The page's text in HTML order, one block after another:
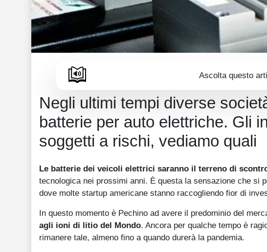
Ascolta questo
Negli ultimi tempi diverse
batterie per auto elettriche. Gli
soggetti a rischi, vediamo quali
Le batterie dei veicoli elettrici saranno il terreno di
tecnologica nei prossimi anni. È questa la sensazione che si
dove molte startup americane stanno raccogliendo fior di
In questo momento è Pechino ad avere il predominio del
agli ioni di litio del Mondo. Ancora per qualche tempo è
rimanere tale, almeno fino a quando durerà la pandemia.